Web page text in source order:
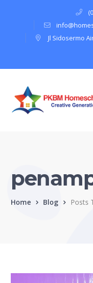
Jl Sidosermo
Home Blog Posts